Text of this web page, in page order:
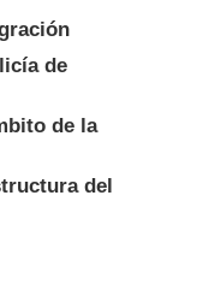
de
de la
del